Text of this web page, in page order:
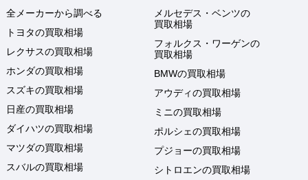
全メーカーから調べる
トヨタの買取相場
レクサスの買取相場
ホンダの買取相場
スズキの買取相場
日産の買取相場
ダイハツの買取相場
マツダの買取相場
スバルの買取相場
メルセデス・ベンツの
買取相場
フォルクス・ワーゲンの
買取相場
BMWの買取相場
アウディの買取相場
ミニの買取相場
ポルシェの買取相場
プジョーの買取相場
シトロエンの買取相場